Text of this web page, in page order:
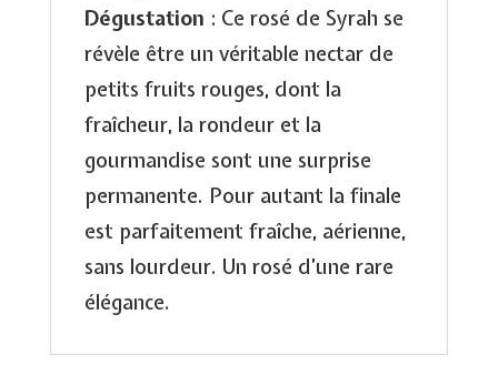
Dégustation : Ce rosé de Syrah se
révèle être un véritable nectar de
petits fruits rouges, dont la
fraîcheur, la rondeur et la
gourmandise sont une surprise
permanente. Pour autant la finale
est parfaitement fraîche, aérienne,
sans lourdeur. Un rosé d’une rare
élégance.